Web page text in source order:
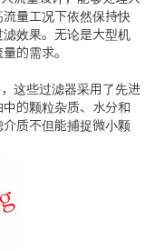
量工况下依然保持快
效果。无论是大型机
的需求。
这些过滤器采用了先进
的颗粒杂质、水分和
质不但能捕捉微小颗